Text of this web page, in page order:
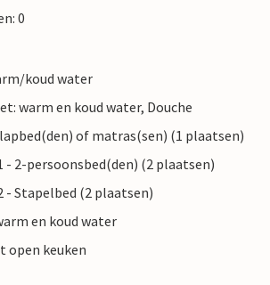
0
koud water
warm en koud water, Douche
of matras(sen) (1 plaatsen)
- 2-persoonsbed(den) (2 plaatsen)
- Stapelbed (2 plaatsen)
en koud water
open keuken